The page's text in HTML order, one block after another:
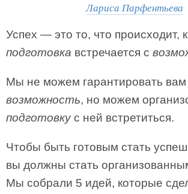
Лариса Парфентьева
Успех — это то, что происходит,
подготовка встречается с
Мы не можем гарантировать вам
возможность, но можем
подготовкус ней встретиться.
Чтобы быть готовым стать
вы должны стать
Мы собрали 5 идей, которые